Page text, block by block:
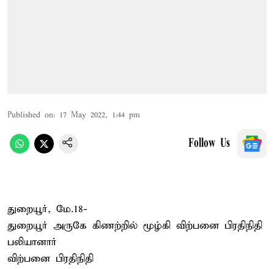
Published on: 17 May 2022, 1:44 pm
Follow Us
துறையூர், மே.18-
துறையூர் அருகே கிணற்றில் மூழ்கி விற்பனை பிரதிநிதி
பலியானார்
விற்பனை பிரதிநிதி